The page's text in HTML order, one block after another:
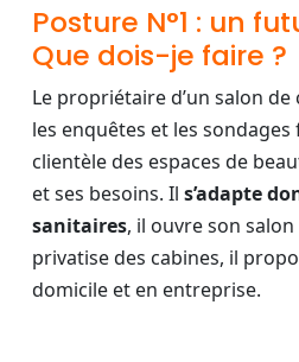
Posture N°1 : un
Que dois-je faire ?
Le propriétaire d’un salon
les enquêtes et les
clientèle des espaces de
et ses besoins. Il s’adapte
sanitaires, il ouvre son
privatise des cabines, il
domicile et en entreprise.